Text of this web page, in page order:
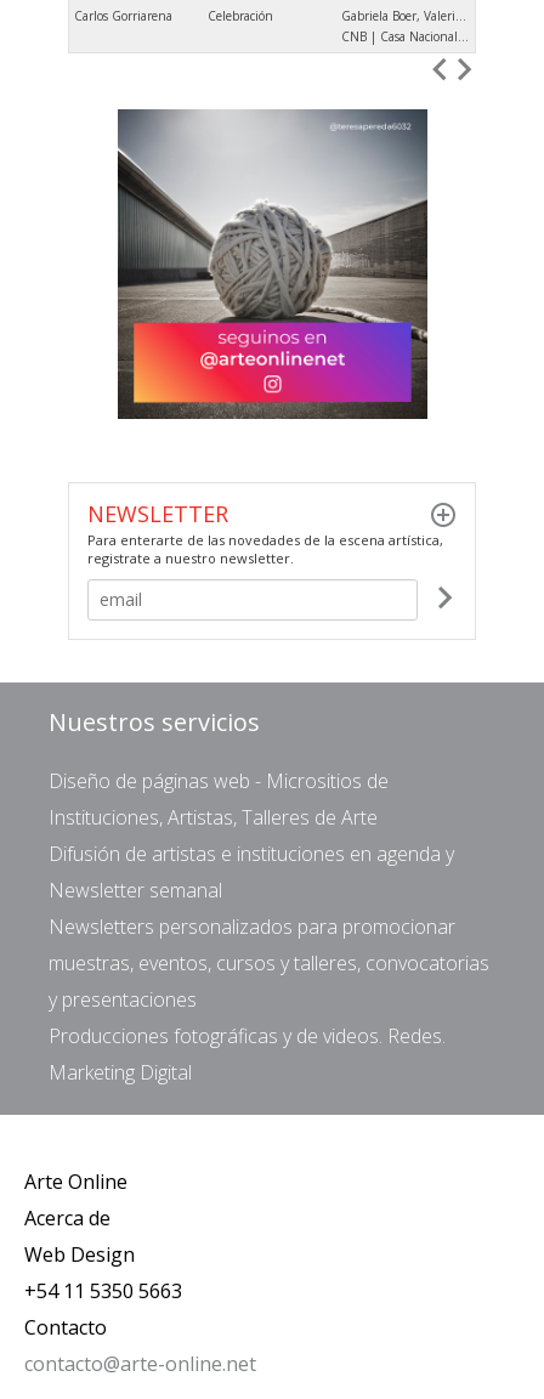
Carlos Gorriarena Celebración
NEWSLETTER
Para enterarte de las novedades de la escena artística,
registrate a nuestro newsletter.
Nuestros servicios
Diseño de páginas web - Micrositios de
Instituciones, Artistas, Talleres de Arte
Difusión de artistas e instituciones en agenda y
Newsletter semanal
Newsletters personalizados para promocionar
muestras, eventos, cursos y talleres, convocatorias
y presentaciones
Producciones fotográficas y de videos. Redes.
Marketing Digital
Arte Online
Acerca de
Web Design
+54 11 5350 5663
Contacto
contacto@arte-online.net